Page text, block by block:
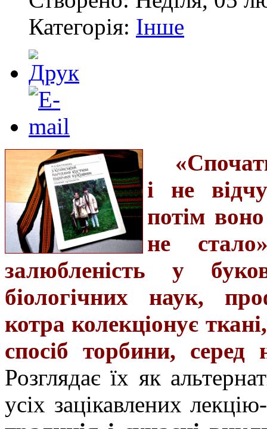
Категорія: Інше
і не
потім
не
залюбленість у
біологічних наук,
котра колекціонує
спосіб торбини, серед
Розглядає їх як
усіх зацікавлених